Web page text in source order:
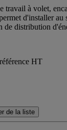
travail à volet,
d'installer au
de distribution
HT
de la liste